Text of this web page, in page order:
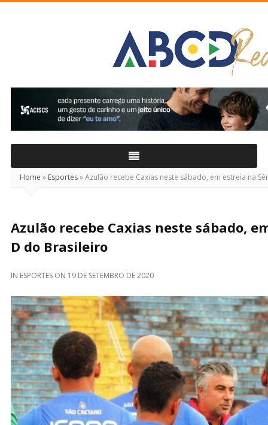
Home » Esportes»Azulão recebe Caxias neste sábado, em estreia na
Azulão recebe Caxias neste sábado,
D do Brasileiro
IN ESPORTES ON 19 DE SETEMBRO DE 2020